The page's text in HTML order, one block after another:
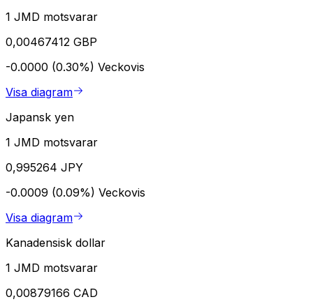
1 JMD motsvarar
0,00467412 GBP
-0.0000 (0.30%) Veckovis
Visa diagram
Japansk yen
1 JMD motsvarar
0,995264 JPY
-0.0009 (0.09%) Veckovis
Visa diagram
Kanadensisk dollar
1 JMD motsvarar
0,00879166 CAD